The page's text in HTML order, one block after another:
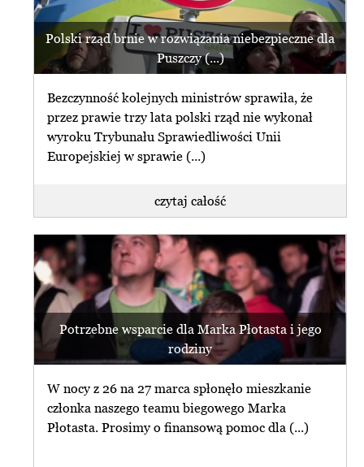
Polski rząd brnie w rozwiązania niebezpieczne dla
Puszczy (...)
Bezczynność kolejnych ministrów sprawiła, że
przez prawie trzy lata polski rząd nie wykonał
wyroku Trybunału Sprawiedliwości Unii
Europejskiej w sprawie (...)
czytaj całość
Potrzebne wsparcie dla Marka Płotasta i jego
rodziny
W nocy z 26 na 27 marca spłonęło mieszkanie
członka naszego teamu biegowego Marka
Płotasta. Prosimy o finansową pomoc dla (...)